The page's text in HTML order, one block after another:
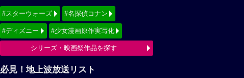
#スターウォーズ #名探偵コナン
#ディズニー #少女漫画原作実写化
シリーズ・映画祭作品を探す
必見！地上波放送リスト